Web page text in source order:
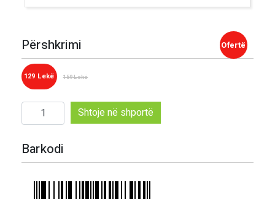
Përshkrimi
159Lekë
129 Lekë
Sasi
Tas
8"
Shtoje në shportë
Barkodi